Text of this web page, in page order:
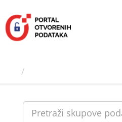
sadržaj